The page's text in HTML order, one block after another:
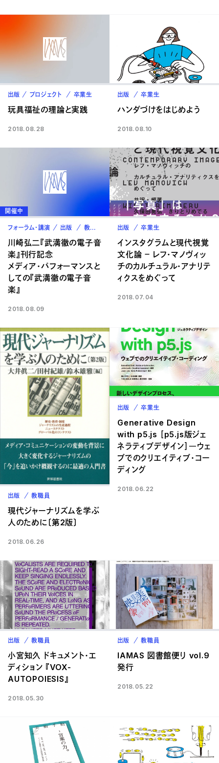
出版 プロジェクト 卒業生
玩具福祉の理論と実践
2018.08.28
出版 卒業生
ハンダづけをはじめよう
2018.08.10
開催中
フォーラム・講演 出版 教職員
川崎弘二『武満徹の電子音
楽』刊行記念
メディア・パフォーマンスと
しての『武満徹の電子音
楽』
2018.08.09
出版 卒業生
インスタグラムと現代視覚
文化論 － レフ・マノヴィッ
チのカルチュラル・アナリテ
ィクスをめぐって
2018.07.04
出版 教職員
現代ジャーナリズムを学ぶ
人のために〔第2版〕
2018.06.26
出版 卒業生
Generative Design
with p5.js ［p5.js版ジェ
ネラティブデザイン］―ウェ
ブでのクリエイティブ・コー
ディング
2018.06.22
出版 教職員
小宮知久 ドキュメント・エ
ディション 『VOX-
AUTOPOIESIS』
2018.05.30
出版 教職員
IAMAS 図書館便り vol.9
発行
2018.05.22